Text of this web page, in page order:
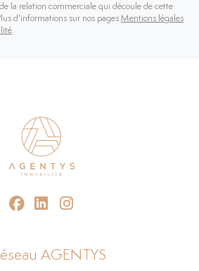
la relation commerciale qui découle de cette
d'informations sur nos pages Mentions légales
AGENTYS